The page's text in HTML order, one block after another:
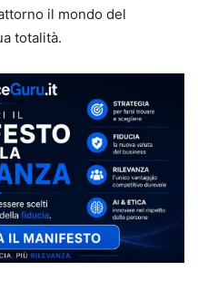
il mondo del
totalità.